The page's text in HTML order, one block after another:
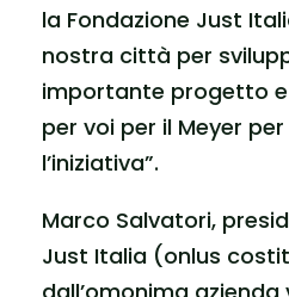
la Fondazione Just
nostra città per
importante progetto e
per voi per il Meyer
l’iniziativa”.
Marco Salvatori,
Just Italia (onlus